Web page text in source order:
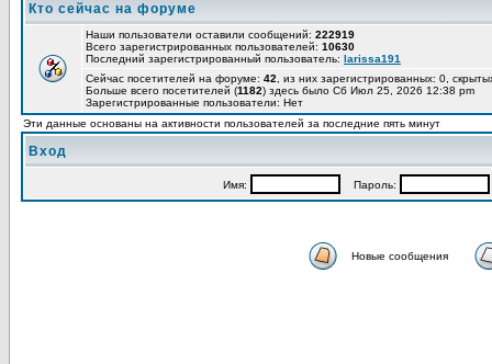
Кто сейчас на форуме
Наши пользователи оставили сообщений: 222919
Всего зарегистрированных пользователей: 10630
Последний зарегистрированный пользователь: larissa191
Сейчас посетителей на форуме: 42 , из них зарегистрированных: 0,
Больше всего посетителей (1182) здесь было Сб Июл 25, 2026 12:38 pm
Зарегистрированные пользователи: Нет
Эти данные основаны на активности пользователей за последние пять минут
Вход
Имя: Пароль:
Новые сообщения